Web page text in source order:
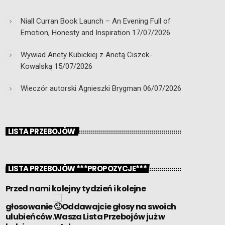
Niall Curran Book Launch – An Evening Full of
Emotion, Honesty and Inspiration 17/07/2026
Wywiad Anety Kubickiej z Anetą Ciszek-
Kowalską 15/07/2026
Wieczór autorski Agnieszki Brygman 06/07/2026
LISTA PRZEBOJÓW
LISTA PRZEBOJÓW ***PROPOZYCJE***
Przed nami kolejny tydzień i kolejne
głosowanie
Oddawajcie głosy na swoich
ulubieńców.Wasza Lista Przebojów już w